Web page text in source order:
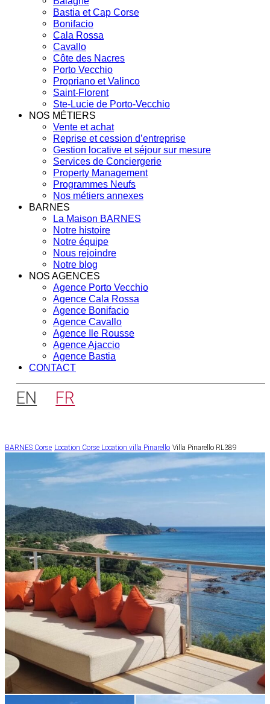
Bastia et Cap Corse
Bonifacio
Cala Rossa
Cavallo
Côte des Nacres
Porto Vecchio
Propriano et Valinco
Saint-Florent
Ste-Lucie de Porto-Vecchio
NOS MÉTIERS
Vente et achat
Reprise et cession d’entreprise
Gestion locative et séjour sur mesure
Services de Conciergerie
Property Management
Programmes Neufs
Nos métiers annexes
BARNES
La Maison BARNES
Notre histoire
Notre équipe
Nous rejoindre
Notre blog
NOS AGENCES
Agence Porto Vecchio
Agence Cala Rossa
Agence Bonifacio
Agence Cavallo
Agence Ile Rousse
Agence Ajaccio
Agence Bastia
CONTACT
EN FR
BARNES Corse Location Corse Location villa Pinarello Villa Pinarello RL389